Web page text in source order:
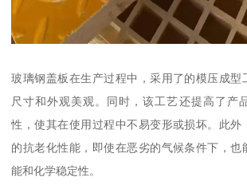
玻璃钢盖板在生产过程中，采用了的模压成型
尺寸和外观美观。同时，该工艺还提高了产
性，使其在使用过程中不易变形或损坏。此外
的抗老化性能，即使在恶劣的气候条件下，也
能和化学稳定性。